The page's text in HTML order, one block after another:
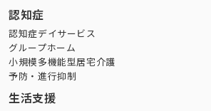
認知症
認知症デイサービス
グループホーム
小規模多機能型居宅介護
予防・進行抑制
生活支援